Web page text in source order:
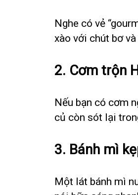
Nghe có vẻ
xào với chút bơ
2. Cơm trộn
Nếu bạn có cơm
củ còn sót lại
3. Bánh mì
Một lát bánh mì